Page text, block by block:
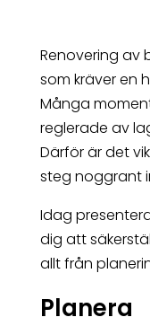
Renovering av
som kräver en
Många
reglerade av
Därför är det
steg noggrant
Idag
dig att
allt från
Planera